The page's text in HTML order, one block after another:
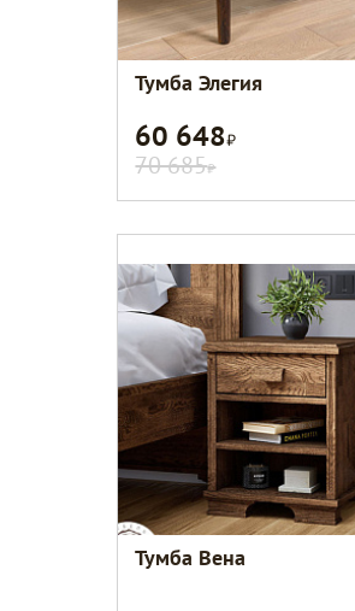
Тумба Элегия
60 648Р
70 685Р
Тумба Вена